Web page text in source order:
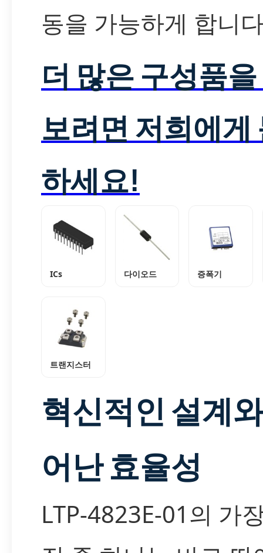
동을 가능하게 합니
더 많은 구성품
보려면 저희에게
하세요!
ICs 다이오드 증폭기
트랜지스터
혁신적인 설계
어난 효율성
LTP-4823E-01의 가